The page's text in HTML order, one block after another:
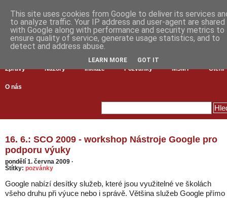
Zprávy Názory Inkluze Pozvánky MŠMT Čtení
O nás
16. 6.: SCO 2009 - workshop Nástroje Google pro
podporu výuky
pondělí 1. června 2009 ·
Štítky: pozvánky
Google nabízí desítky služeb, které jsou využitelné ve školách
všeho druhu při výuce nebo i správě. Většina služeb Google přímo
This site uses cookies from Google to deliver its services
to analyze traffic. Your IP address and user-agent are shared
with Google along with performance and security metrics to
ensure quality of service, generate usage statistics, and to
detect and address abuse.
LEARN MORE GOT IT